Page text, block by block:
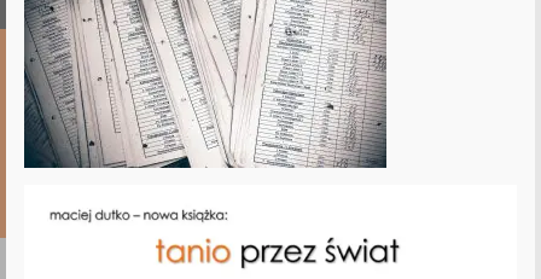
pexels-photo-209137
9 czerwca 2017 Dodaj komentarz Jacek Obolewicz 1 minut czytania